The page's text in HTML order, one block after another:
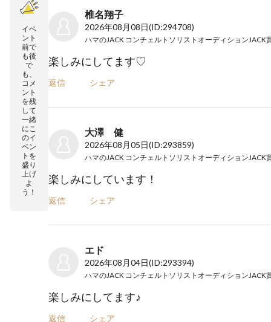
イベ
ント
前で
も後
で
も、
コメ
ント
を残
して
一緒
にこ
のイ
ベン
トを
盛り
上げ
よ
う！
椎名翔子
2026年08月08日(ID:294708)
楽しみにしてます♡
返信 シェア
大澤 健
2026年08月05日(ID:293859)
楽しみにしています！
返信 シェア
エド
2026年08月04日(ID:293394)
楽しみにしてます♪
返信 シェア